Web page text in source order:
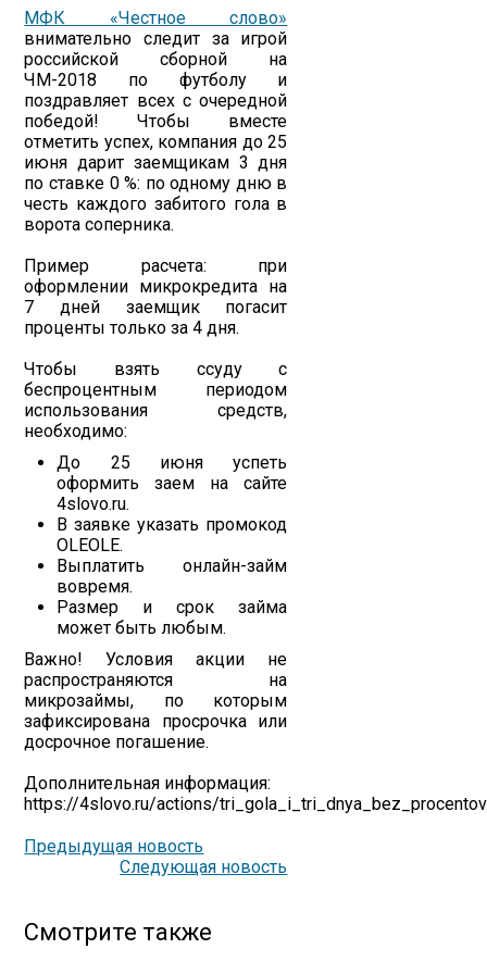
МФК «Честное слово»
внимательно следит за игрой
российской сборной на
ЧМ-2018 по футболу и
поздравляет всех с очередной
победой! Чтобы вместе
отметить успех, компания до 25
июня дарит заемщикам 3 дня
по ставке 0 %: по одному дню в
честь каждого забитого гола в
ворота соперника.
Пример расчета: при
оформлении микрокредита на
7 дней заемщик погасит
проценты только за 4 дня.
Чтобы взять ссуду с
беспроцентным периодом
использования средств,
необходимо:
До 25 июня успеть
оформить заем на сайте
4slovo.ru.
В заявке указать промокод
OLEOLE.
Выплатить онлайн-займ
вовремя.
Размер и срок займа
может быть любым.
Важно! Условия акции не
распространяются на
микрозаймы, по которым
зафиксирована просрочка или
досрочное погашение.
Дополнительная информация:
https://4slovo.ru/actions/
Предыдущая новость
Следующая новость
Смотрите также